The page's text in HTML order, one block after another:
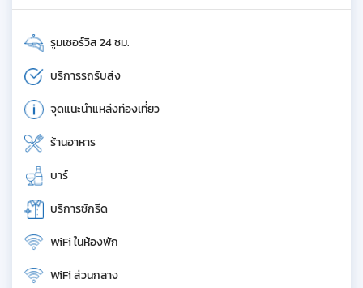
รูมเซอร์วิส 24 ชม.
บริการรถรับส่ง
จุดแนะนำแหล่งท่องเที่ยว
ร้านอาหาร
บาร์
บริการซักรีด
WiFi ในห้องพัก
WiFi ส่วนกลาง